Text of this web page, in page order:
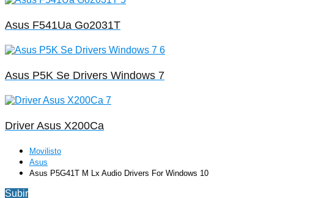
Asus F541Ua Go2031T
Asus P5K Se Drivers Windows 7
Driver Asus X200Ca
Movilisto
Asus
Asus P5G41T M Lx Audio Drivers For Windows 10
Subir